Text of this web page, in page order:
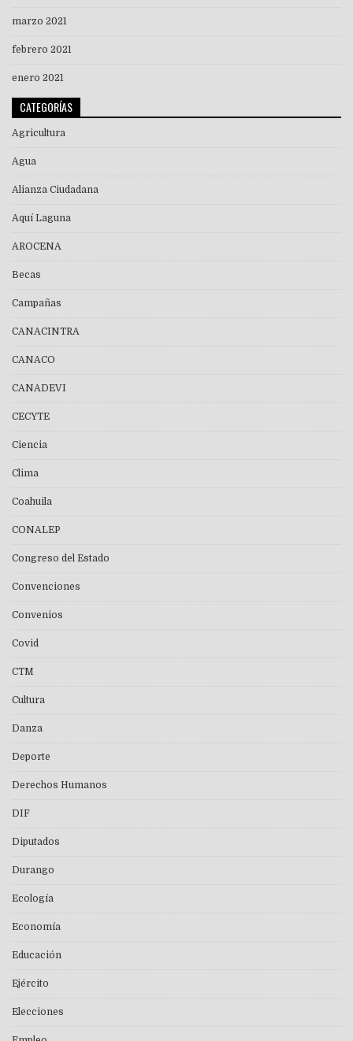
marzo 2021
febrero 2021
enero 2021
CATEGORÍAS
Agricultura
Agua
Alianza Ciudadana
Aquí Laguna
AROCENA
Becas
Campañas
CANACINTRA
CANACO
CANADEVI
CECYTE
Ciencia
Clima
Coahuila
CONALEP
Congreso del Estado
Convenciones
Convenios
Covid
CTM
Cultura
Danza
Deporte
Derechos Humanos
DIF
Diputados
Durango
Ecología
Economía
Educación
Ejército
Elecciones